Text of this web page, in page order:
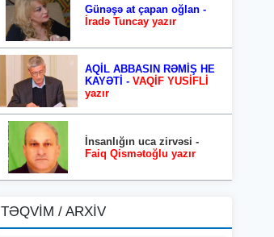
Günəşə at çapan oğlan -
İradə Tuncay yazır
AQİL ABBASIN RƏMİŞ HE
KAYƏTİ - VAQİF YUSİFLİ
yazır
İnsanlığın uca zirvəsi -
Faiq Qismətoğlu yazır
TƏQVİM / ARXİV